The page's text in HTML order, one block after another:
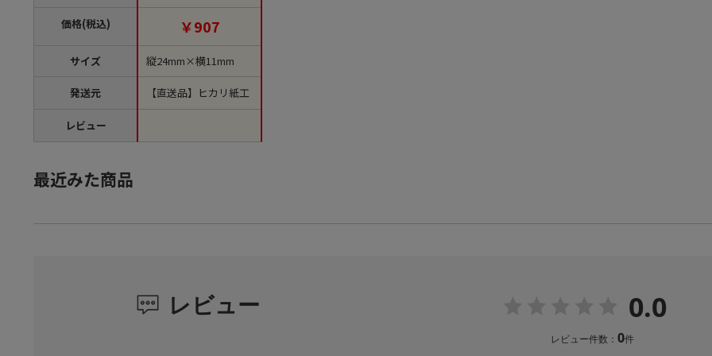
価格(税込)
サイズ
発送元
レビュー
文単位1袋）【直送
￥907
縦24mm×横11mm
【直送品】ヒカリ紙工
最近みた商品
レビュー 0.0
レビュー件数： 0件